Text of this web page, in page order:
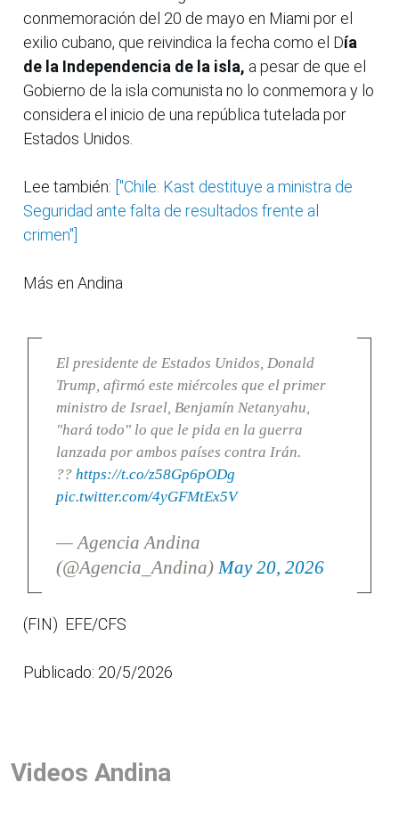
conmemoración del 20 de mayo en Miami por el
exilio cubano, que reivindica la fecha como el Día
de la Independencia de la isla, a pesar de que el
Gobierno de la isla comunista no lo conmemora y lo
considera el inicio de una república tutelada por
Estados Unidos.
Lee también: ["Chile: Kast destituye a ministra de
Seguridad ante falta de resultados frente al
crimen"]
Más en Andina
El presidente de Estados Unidos, Donald
Trump, afirmó este miércoles que el primer
ministro de Israel, Benjamín Netanyahu,
"hará todo" lo que le pida en la guerra
lanzada por ambos países contra Irán.
?? https://t.co/z58Gp6pODg
pic.twitter.com/4yGFMtEx5V
— Agencia Andina
(@Agencia_Andina) May 20, 2026
(FIN) EFE/CFS
Publicado: 20/5/2026
Videos Andina